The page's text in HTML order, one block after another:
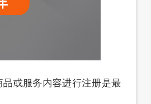
或服务内容进行注册是最